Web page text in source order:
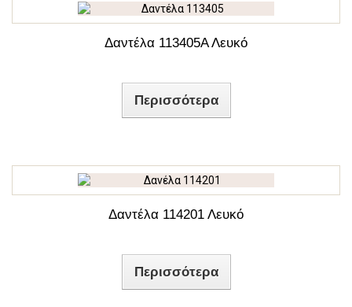
Δαντέλα 113405Α Λευκό
Περισσότερα
Δαντέλα 114201 Λευκό
Περισσότερα